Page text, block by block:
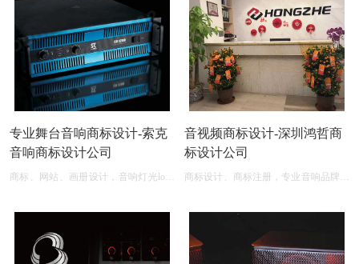
专业舞台音响商标设计-索克
音响商标设计公司
商标、网站、画册设计，音响灯光logo
音视频商标设计-深圳鸿哲商
标设计公司
商标设计、商标注册，专业音响品牌商